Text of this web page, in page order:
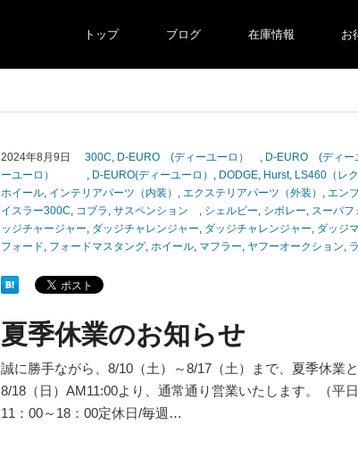
トップ ブログ 在庫情報 お
2024年8月9日 300C, D-EURO (ディーユーロ） , D-EURO (ディ
ーユーロ） , D-EURO(ディーユーロ） , DODGE, Hurst, LS460（レク
ホイール, インテリアパーツ（内装） , エクステリアパーツ（外装） , エン
イスラー300C, コブラ , サスペンション , シェルビー, シボレー, スーパフ
ッジチャージャー, ダッジチャレンジャー, ダッジチャレンジャー, ダッジ
フォード, フォードマスタング, ホイール, マフラー, ヤフーオークション,
夏季休業のお知らせ
誠に勝手ながら、8/10（土）～8/17（土）まで、夏季休業
8/18（日）AM11:00より、通常通り営業いたします。（平
11：00～18：00定休日/毎週…